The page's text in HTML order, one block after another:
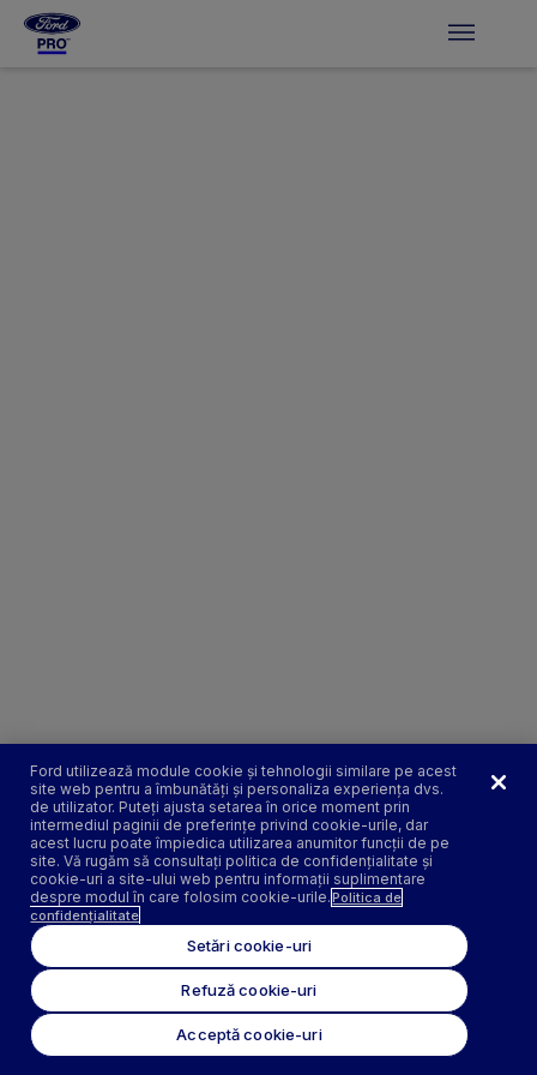
Ford utilizează module cookie și tehnologii similare pe acest
site web pentru a îmbunătăți și personaliza experiența dvs.
de utilizator. Puteți ajusta setarea în orice moment prin
intermediul paginii de preferințe privind cookie-urile, dar
acest lucru poate împiedica utilizarea anumitor funcții de pe
site. Vă rugăm să consultați politica de confidențialitate și
cookie-uri a site-ului web pentru informații suplimentare
despre modul în care folosim cookie-urile.Politica de
confidențialitate
Setări cookie-uri
Refuză cookie-uri
Acceptă cookie-uri